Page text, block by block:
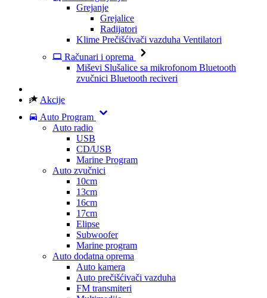
Grejanje
Grejalice
Radijatori
Klime Prečišćivači vazduha Ventilatori
Računari i oprema
Miševi Slušalice sa mikrofonom Bluetooth
zvučnici Bluetooth reciveri
Akcije
Auto Program
Auto radio
USB
CD/USB
Marine Program
Auto zvučnici
10cm
13cm
16cm
17cm
Elipse
Subwoofer
Marine program
Auto dodatna oprema
Auto kamera
Auto prečišćivači vazduha
FM transmiteri